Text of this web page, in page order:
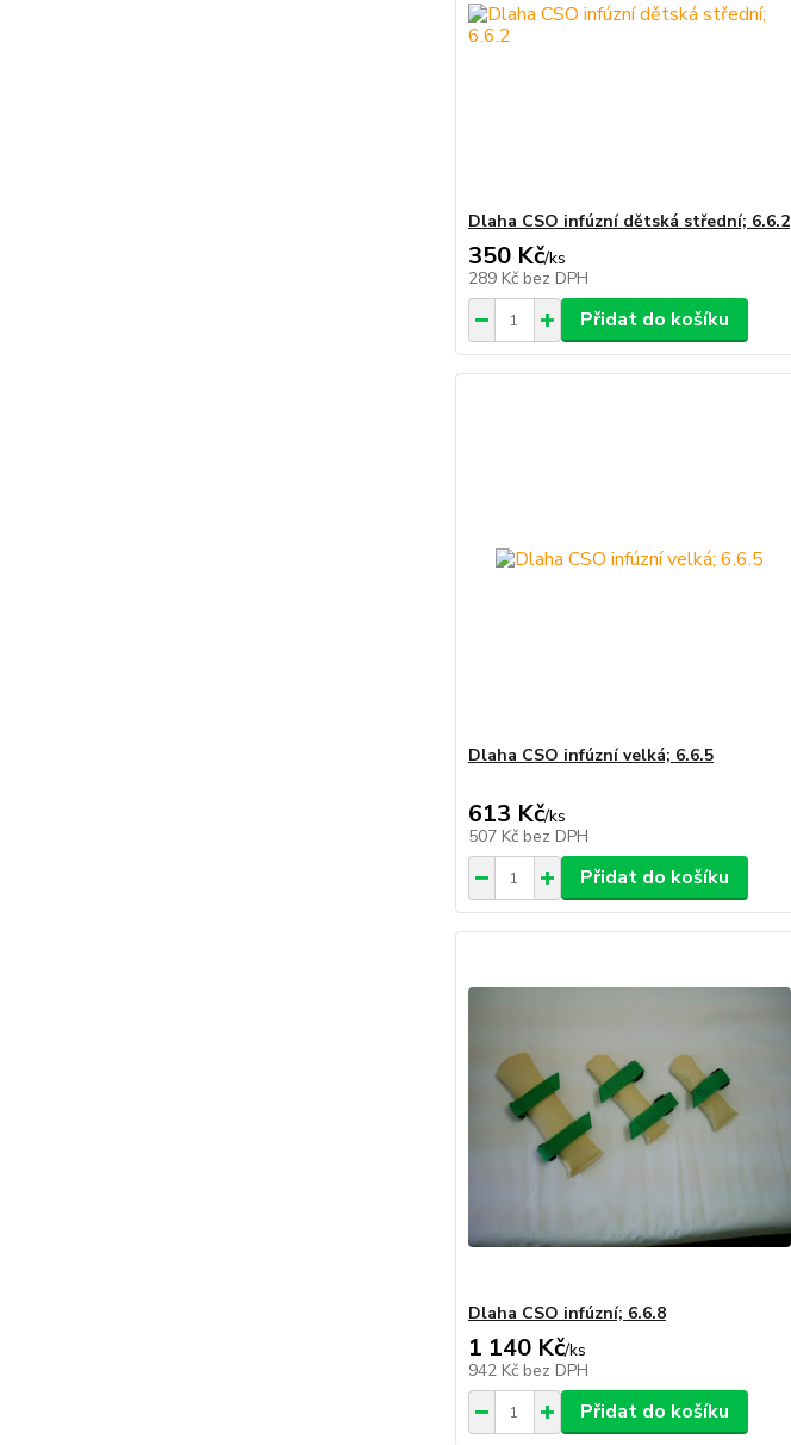
Dlaha CSO infúzní dětská střední; 6.6.2
350 Kč/ks
289 Kč bez DPH
Přidat do košíku
Dlaha CSO infúzní velká; 6.6.5
613 Kč/ks
507 Kč bez DPH
Přidat do košíku
Dlaha CSO infúzní; 6.6.8
1 140 Kč/ks
942 Kč bez DPH
Přidat do košíku